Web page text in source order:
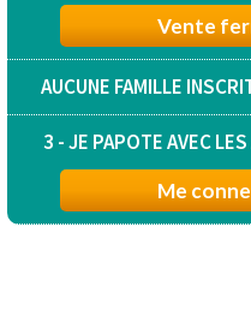
Vente
AUCUNE FAMILLE
3 - JE PAPOTE AVEC
Me